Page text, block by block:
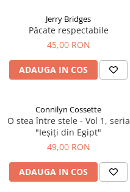
Jerry Bridges
Păcate respectabile
45,00 RON
ADAUGA IN COS
Connilyn Cossette
O stea între stele - Vol 1, seria
"Ieșiți din Egipt"
49,00 RON
ADAUGA IN COS